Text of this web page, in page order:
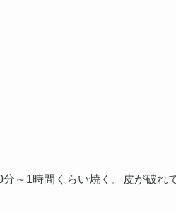
～1時間くらい焼く。皮が破れ